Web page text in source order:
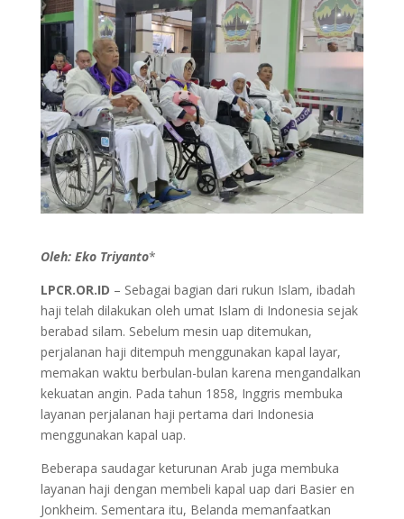
Oleh: Eko Triyanto*
LPCR.OR.ID – Sebagai bagian dari rukun Islam, ibadah
haji telah dilakukan oleh umat Islam di Indonesia sejak
berabad silam. Sebelum mesin uap ditemukan,
perjalanan haji ditempuh menggunakan kapal layar,
memakan waktu berbulan-bulan karena mengandalkan
kekuatan angin. Pada tahun 1858, Inggris membuka
layanan perjalanan haji pertama dari Indonesia
menggunakan kapal uap.
Beberapa saudagar keturunan Arab juga membuka
layanan haji dengan membeli kapal uap dari Basier en
Jonkheim. Sementara itu, Belanda memanfaatkan